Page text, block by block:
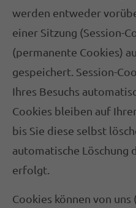
werden entweder
einer Sitzung (Session-
(permanente Cookies)
gespeichert. Session-
Ihres Besuchs
Cookies bleiben auf
bis Sie diese selbst
automatische Löschung
erfolgt.
Cookies können von